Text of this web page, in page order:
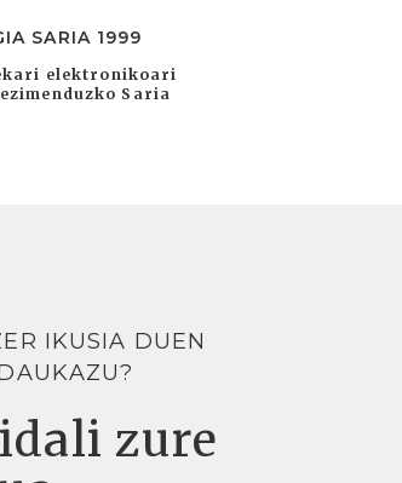
SARIA 1999
elektronikoari
Saria
IKUSIA DUEN
zure